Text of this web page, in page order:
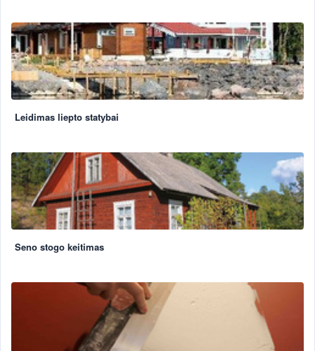
Leidimas liepto statybai
Seno stogo keitimas